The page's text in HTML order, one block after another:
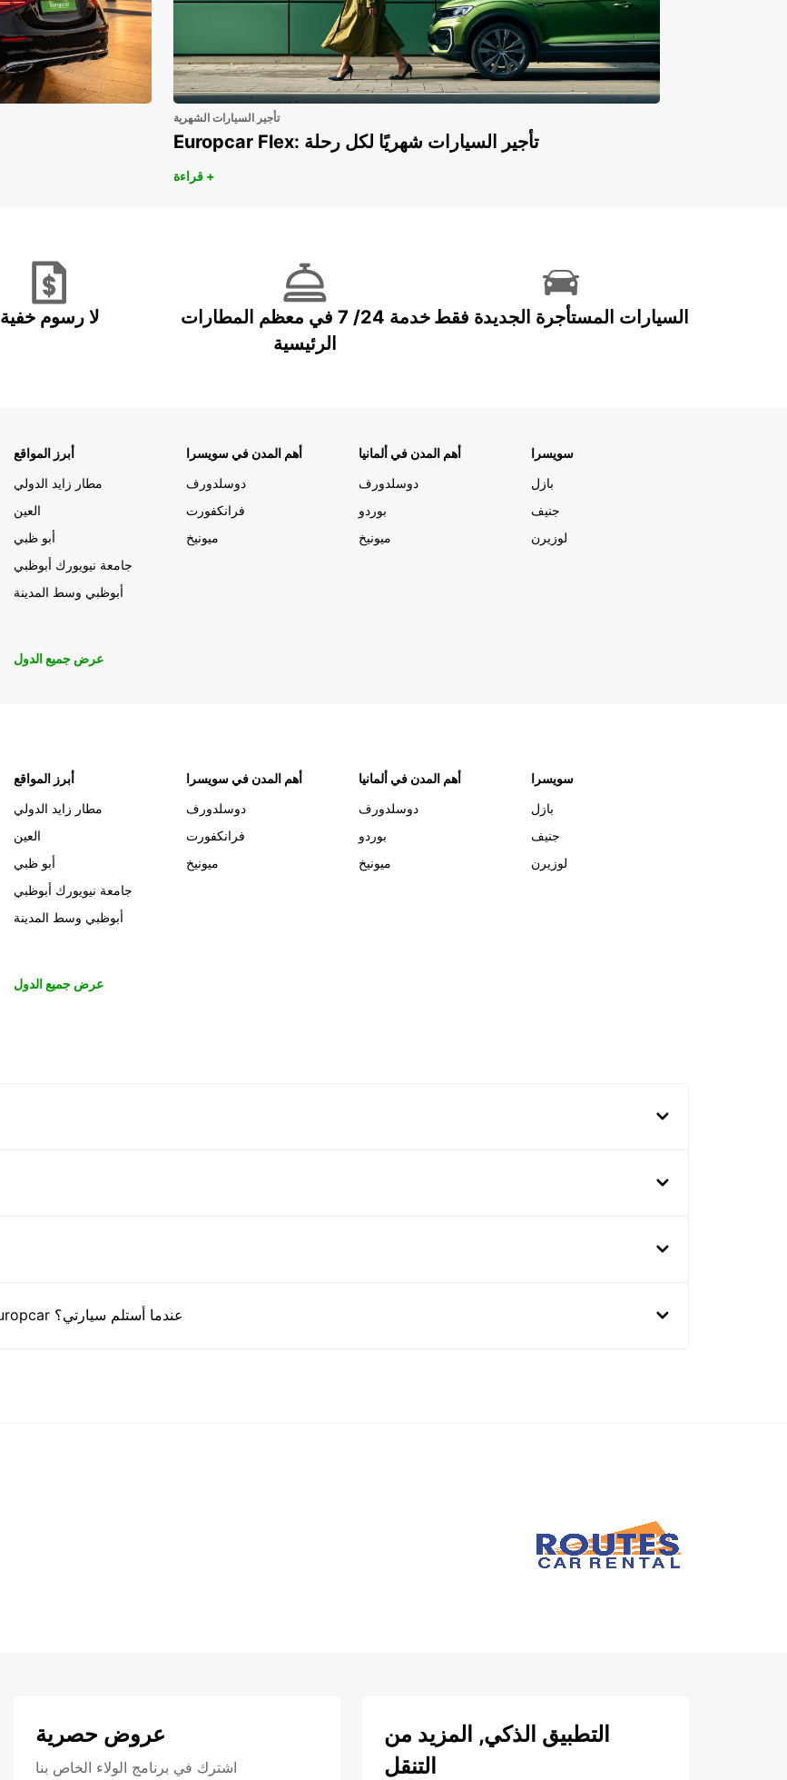
تأجير السيارات الشهرية
Europcar Flex: تأجير السيارات شهريًا لكل رحلة
قراءة +
لا رسوم خفية
خدمة 24/ 7 في معظم المطارات
الرئيسية
السيارات المستأجرة الجديدة فقط
أبرز المواقع
مطار زايد الدولي
العين
أبو ظبي
جامعة نيويورك أبوظبي
أبوظبي وسط المدينة
أهم المدن في سويسرا
دوسلدورف
فرانكفورت
ميونيخ
أهم المدن في ألمانيا
دوسلدورف
بوردو
ميونيخ
سويسرا
بازل
جنيف
لوزيرن
عرض جميع الدول
أبرز المواقع
مطار زايد الدولي
العين
أبو ظبي
جامعة نيويورك أبوظبي
أبوظبي وسط المدينة
أهم المدن في سويسرا
دوسلدورف
فرانكفورت
ميونيخ
أهم المدن في ألمانيا
دوسلدورف
بوردو
ميونيخ
سويسرا
بازل
جنيف
لوزيرن
عرض جميع الدول
ما هي المستندات التي أحتاج إلى تقديمها إلى مكتب Europcar عندما أستلم سيارتي؟
عروض حصرية
اشترك في برنامج الولاء الخاص بنا
التطبيق الذكي, المزيد من
التنقل